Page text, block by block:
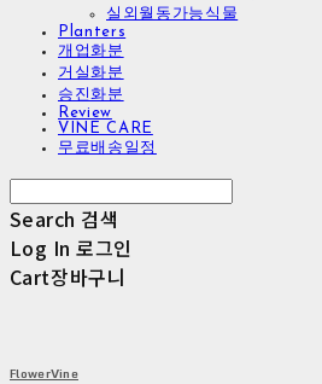
실외월동가능식물
Planters
개업화분
거실화분
승진화분
Review
VINE CARE
무료배송일정
Search 검색
Log In 로그인
Cart장바구니
FlowerVine